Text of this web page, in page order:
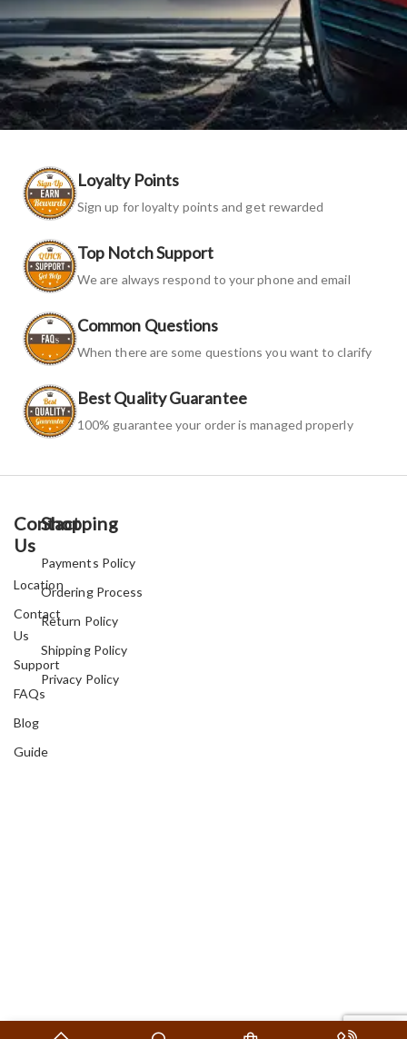
Loyalty Points
Sign up for loyalty points and get rewarded
Top Notch Support
We are always respond to your phone and email
Common Questions
When there are some questions you want to clarify
Best Quality Guarantee
100% guarantee your order is managed properly
Contact
Us
Location
Contact
Us
Support
FAQs
Blog
Guide
Shopping
Payments Policy
Ordering Process
Return Policy
Shipping Policy
Privacy Policy